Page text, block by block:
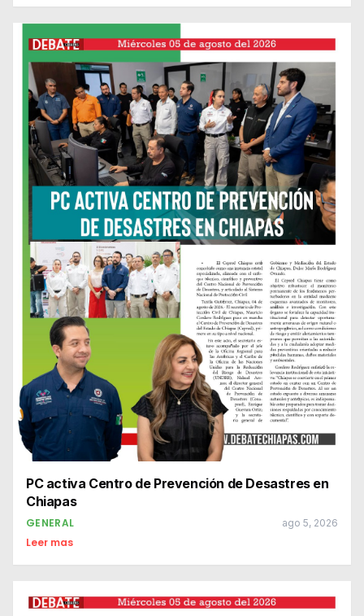
PC activa Centro de Prevención de Desastres en
Chiapas
GENERAL ago 5, 2026
Leer mas